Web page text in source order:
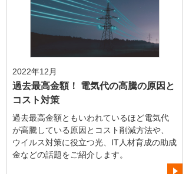
2022年12月
過去最高金額！ 電気代の高騰の原因と
コスト対策
過去最高金額ともいわれているほど電気代
が高騰している原因とコスト削減方法や、
ウイルス対策に役立つ光、IT人材育成の助成
金などの話題をご紹介します。